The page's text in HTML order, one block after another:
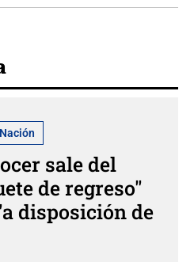
sale del
de regreso"
disposición de